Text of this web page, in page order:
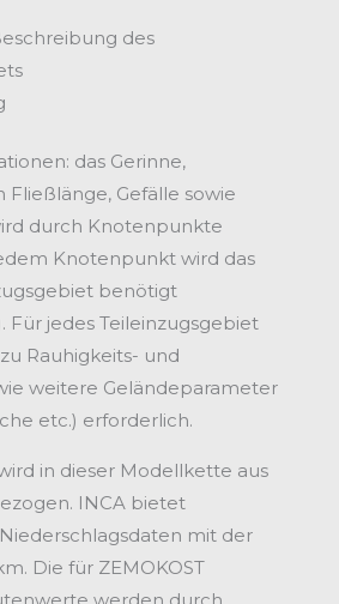
des
das Gerinne,
Gefälle sowie
durch Knotenpunkte
Knotenpunkt wird das
benötigt
Für jedes Teileinzugsgebiet
Rauhigkeits- und
weitere Geländeparameter
etc.) erforderlich.
in dieser Modellkette aus
INCA bietet
mit der
Die für ZEMOKOST